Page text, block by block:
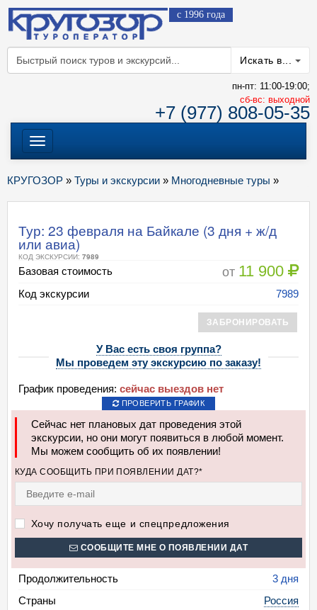
с 1996 года
Искать в...
пн-пт: 11:00-19:00;
cб-вс: выходной
+7 (977) 808-05-35
Меню
КРУГОЗОР » Туры и экскурсии » Многодневные туры »
Тур: 23 февраля на Байкале (3 дня + ж/д
или авиа)
КОД ЭКСКУРСИИ: 7989
Базовая стоимость от 11 900
Код экскурсии 7989
ЗАБРОНИРОВАТЬ
У Вас есть своя группа?
Мы проведем эту экскурсию по заказу!
График проведения: сейчас выездов нет
ПРОВЕРИТЬ ГРАФИК
Сейчас нет плановых дат проведения этой
экскурсии, но они могут появиться в любой момент.
Мы можем сообщить об их появлении!
КУДА СООБЩИТЬ ПРИ ПОЯВЛЕНИИ ДАТ?*
Хочу получать еще и спецпредложения
СООБЩИТЕ МНЕ О ПОЯВЛЕНИИ ДАТ
Продолжительность
3 дня
Страны
Россия